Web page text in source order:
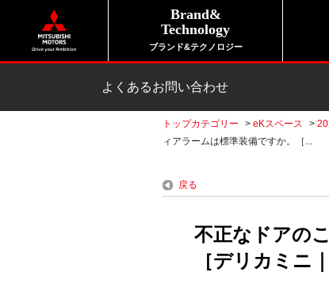
Brand&
Technology
ブランド&テクノロジー
よくあるお問い合わせ
トップカテゴリー > eKスペース >
ィアラームは標準装備ですか。［...
戻る
不正なドアの
［デリカミニ